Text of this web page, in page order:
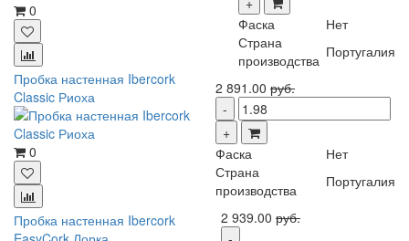
0
Фаска
Нет
Страна
производства Португалия
Пробка настенная Ibercork
Classic Риоха
0
2 891.00 руб.
Фаска
Нет
Страна
производства
Португалия
Пробка настенная Ibercork
2 939.00 руб.